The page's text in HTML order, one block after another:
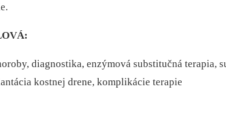
diagnostika, enzýmová substitučná terapia,
kostnej drene, komplikácie terapie